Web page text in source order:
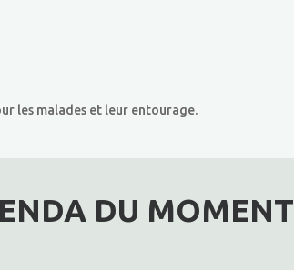
les malades et leur entourage.
DU MOMENT